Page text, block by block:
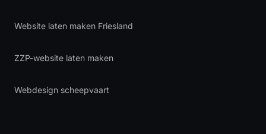
Website laten maken Friesland
ZZP-website laten maken
Webdesign scheepvaart